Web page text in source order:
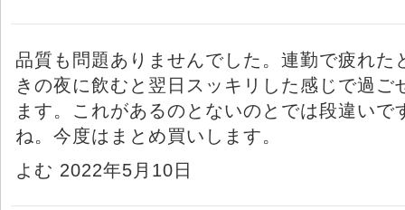
品質も問題ありませんでした。連勤で疲れた
きの夜に飲むと翌日スッキリした感じで過ご
ます。これがあるのとないのとでは段違いで
ね。今度はまとめ買いします。
よむ 2022年5月10日